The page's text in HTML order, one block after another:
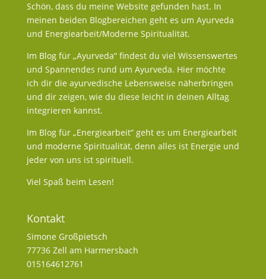
Schön, dass du meine Website gefunden hast. In
meinen beiden Blogbereichen geht es um Ayurveda
und Energiearbeit/Moderne Spiritualität.
Im Blog für „Ayurveda“ findest du viel Wissenswertes
und Spannendes rund um Ayurveda. Hier möchte
ich dir die ayurvedische Lebensweise näherbringen
und dir zeigen, wie du diese leicht in deinen Alltag
integrieren kannst.
Im Blog für „Energiearbeit“ geht es um Energiearbeit
und moderne Spiritualität, denn alles ist Energie und
jeder von uns ist spirituell.
Viel Spaß beim Lesen!
Kontakt
Simone Großpietsch
77736 Zell am Harmersbach
015164612761